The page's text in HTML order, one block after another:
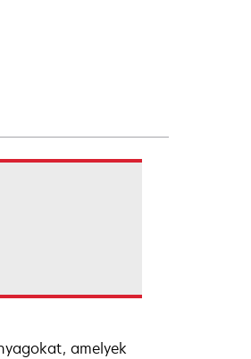
amelyek